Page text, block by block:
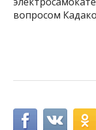
вопросом